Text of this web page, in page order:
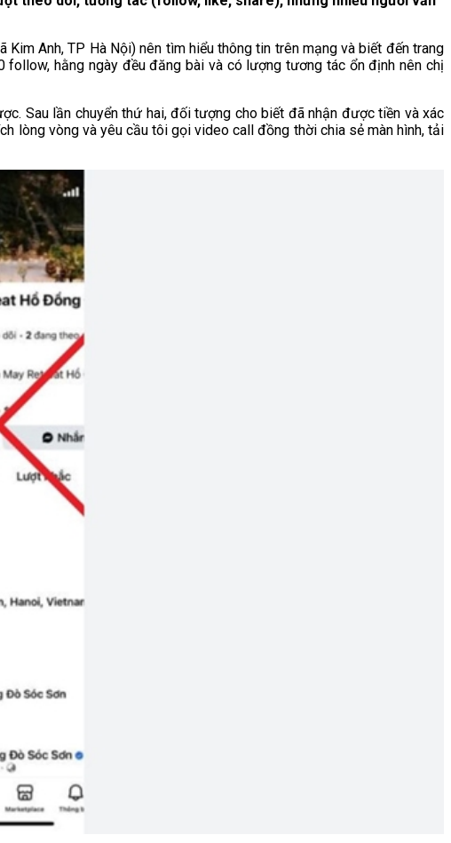
Kim Anh, TP Hà Nội) nên tìm hiểu thông tin trên mạng và biết đến trang
follow, hằng ngày đều đăng bài và có lượng tương tác ổn định nên chị
Sau lần chuyển thứ hai, đối tượng cho biết đã nhận được tiền và xác
lòng vòng và yêu cầu tôi gọi video call đồng thời chia sẻ màn hình, tải